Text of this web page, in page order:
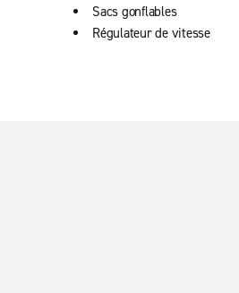
Sacs gonflables
Régulateur de vitesse